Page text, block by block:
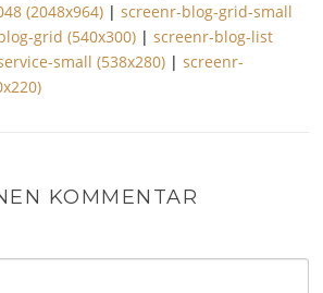
(2048x964) |screenr-blog-grid-small
grid (540x300) |screenr-blog-list
small (538x280) |screenr-
KOMMENTAR